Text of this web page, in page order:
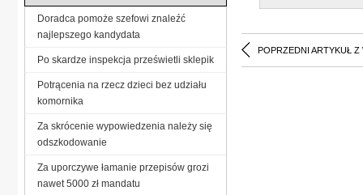
POPRZEDNI ARTYKUŁ Z
Doradca pomoże szefowi znaleźć
najlepszego kandydata
Po skardze inspekcja prześwietli sklepik
Potrącenia na rzecz dzieci bez udziału
komornika
Za skrócenie wypowiedzenia należy się
odszkodowanie
Za uporczywe łamanie przepisów grozi
nawet 5000 zł mandatu